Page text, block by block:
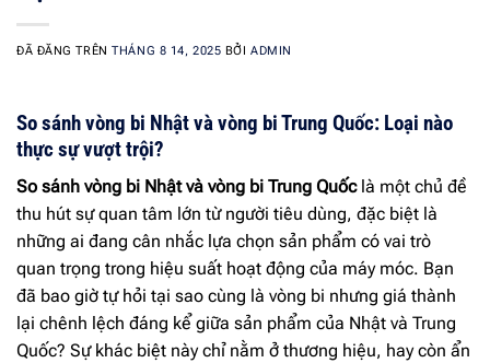
ĐÃ ĐĂNG TRÊNTHÁNG 8 14, 2025 BỞIADMIN
So sánh vòng bi Nhật và vòng bi Trung Quốc: Loại nào
thực sự vượt trội?
So sánh vòng bi Nhật và vòng bi Trung Quốclà một chủ đề
thu hút sự quan tâm lớn từ người tiêu dùng, đặc biệt là
những ai đang cân nhắc lựa chọn sản phẩm có vai trò
quan trọng trong hiệu suất hoạt động của máy móc. Bạn
đã bao giờ tự hỏi tại sao cùng là vòng bi nhưng giá thành
lại chênh lệch đáng kể giữa sản phẩm của Nhật và Trung
Quốc? Sự khác biệt này chỉ nằm ở thương hiệu, hay còn ẩn